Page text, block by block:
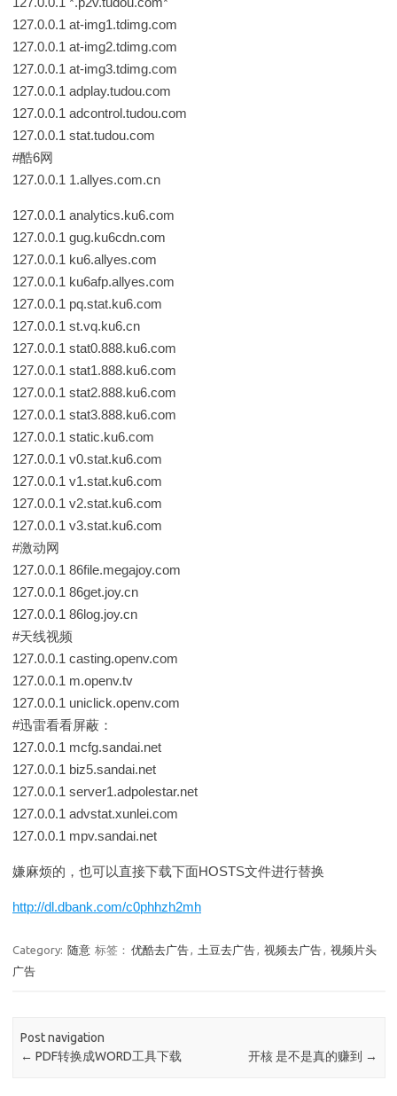
127.0.0.1 at-img1.tdimg.com
127.0.0.1 at-img2.tdimg.com
127.0.0.1 at-img3.tdimg.com
127.0.0.1 adplay.tudou.com
127.0.0.1 adcontrol.tudou.com
127.0.0.1 stat.tudou.com
#酷6网
127.0.0.1 1.allyes.com.cn
127.0.0.1 analytics.ku6.com
127.0.0.1 gug.ku6cdn.com
127.0.0.1 ku6.allyes.com
127.0.0.1 ku6afp.allyes.com
127.0.0.1 pq.stat.ku6.com
127.0.0.1 st.vq.ku6.cn
127.0.0.1 stat0.888.ku6.com
127.0.0.1 stat1.888.ku6.com
127.0.0.1 stat2.888.ku6.com
127.0.0.1 stat3.888.ku6.com
127.0.0.1 static.ku6.com
127.0.0.1 v0.stat.ku6.com
127.0.0.1 v1.stat.ku6.com
127.0.0.1 v2.stat.ku6.com
127.0.0.1 v3.stat.ku6.com
#激动网
127.0.0.1 86file.megajoy.com
127.0.0.1 86get.joy.cn
127.0.0.1 86log.joy.cn
#天线视频
127.0.0.1 casting.openv.com
127.0.0.1 m.openv.tv
127.0.0.1 uniclick.openv.com
#迅雷看看屏蔽：
127.0.0.1 mcfg.sandai.net
127.0.0.1 biz5.sandai.net
127.0.0.1 server1.adpolestar.net
127.0.0.1 advstat.xunlei.com
127.0.0.1 mpv.sandai.net
嫌麻烦的，也可以直接下载下面HOSTS文件进行替换
http://dl.dbank.com/c0phhzh2mh
Category: 随意 标签： 优酷去广告, 土豆去广告, 视频去广告, 视频片头
广告
Post navigation
← PDF转换成WORD工具下载 开核 是不是真的赚到 →